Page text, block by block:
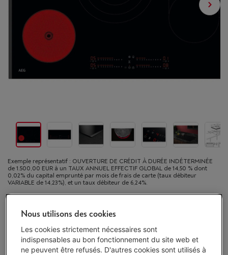
Exemple représentatif : OUVERTURE DE CRÉDIT À DURÉE INDÉTERMINÉE
de 1.500,00 EUR à un TAUX ANNUEL EFFECTIF GLOBAL de 14,50 % dont
0,02% du capital emprunté par mois de frais de carte (taux débiteur
VARIABLE de 14,23%), et un taux débiteur de 6,24%.
Disponible - Voir le stock
€ 649,00
Ou 24 mensualités de € 28,85 -Plus d'infos
Taux débiteur 6,24%, Coût du crédit € 43,40
Nous utilisons des cookies
Les cookies strictement nécessaires sont
indispensables au bon fonctionnement du site web et
ne peuvent être refusés. D'autres cookies sont utilisés à